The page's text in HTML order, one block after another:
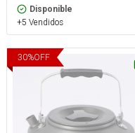
Disponible
+5 Vendidos
30%OFF